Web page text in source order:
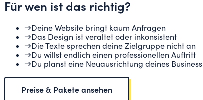
Für wen ist das richtig?
→Deine Website bringt kaum Anfragen
→Das Design ist veraltet oder inkonsistent
→Die Texte sprechen deine Zielgruppe nicht an
→Du willst endlich einen professionellen Auftritt
→Du planst eine Neuausrichtung deines Business
Preise & Pakete ansehen